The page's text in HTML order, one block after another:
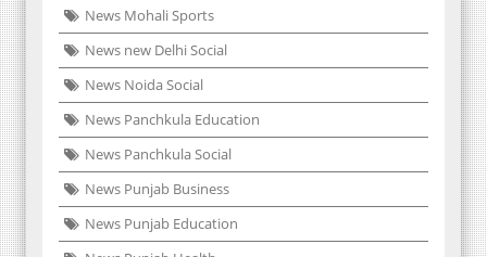
News Mohali Sports
News new Delhi Social
News Noida Social
News Panchkula Education
News Panchkula Social
News Punjab Business
News Punjab Education